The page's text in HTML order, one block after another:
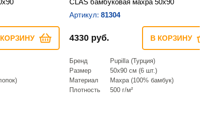
Артикул: 81304
4330 руб. В КОРЗИНУ
Бренд
Pupilla (Турция)
Размер
50х90 см (6 шт.)
Материал
Махра (100% бамбук)
Плотность
500 г/м²